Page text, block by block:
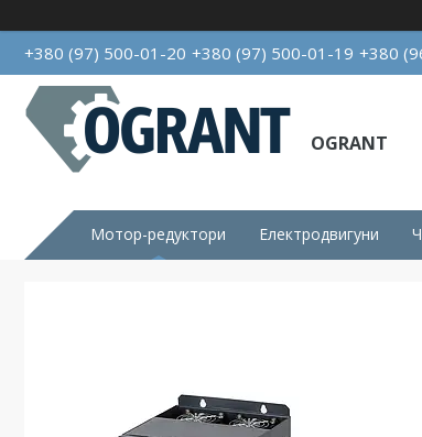
+380 (97) 500-01-20 +380 (97) 500-01-19 +380
OGRANT
Мотор-редуктори Електродвигуни